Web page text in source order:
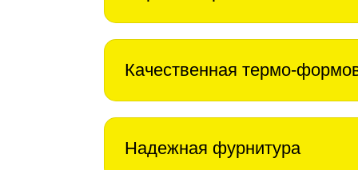
Качественная термо-
Надежная фурнитура